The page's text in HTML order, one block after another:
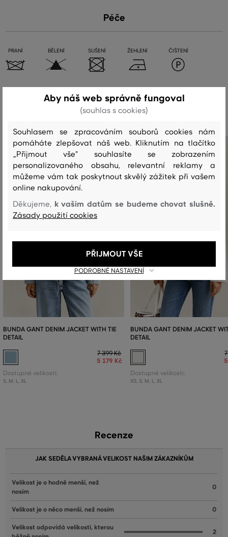
Péče
PRANÍ BĚLENÍ SUŠENÍ ŽEHLENÍ ČIŠTENÍ
Doporučené produkty
BUNDA GANT DENIM JACKET WITH TIE
DETAIL
7 399 Kč
5 179 Kč
Dostupné velikosti:
S, M, L, XL
BUNDA GANT DENIM JACKET
DETAIL
Dostupné velikosti:
XS, S, M, L, XL
Recenze
JAK SEDĚLA VYBRANÁ VELIKOST NAŠIM ZÁKAZNÍKŮM
Velikost je o hodně menší, než
nosím
0
Velikost je o něco menší, než nosím 0
Velikost odpovídá velikosti, kterou
2
Aby náš web správně fungoval
(souhlas s cookies)
Souhlasem se zpracováním souborů cookies nám
pomáháte zlepšovat náš web. Kliknutím na tlačítko
„Přijmout vše" souhlasíte se zobrazením
personalizovaného obsahu, relevantní reklamy a
můžeme vám tak poskytnout skvělý zážitek při vašem
online nakupování.
Děkujeme, k vašim datům se budeme chovat slušně.
Zásady použití cookies
PODROBNÉ NASTAVENÍ
PŘIJMOUT VŠE